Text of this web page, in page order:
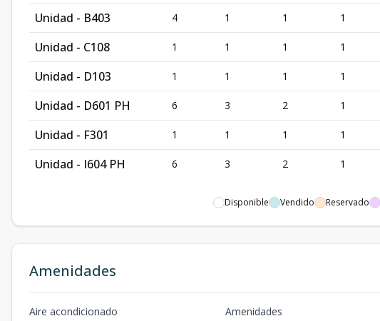
Unidad - B403 4 1 1 1
Unidad - C108 1 1 1 1
Unidad - D103 1 1 1 1
Unidad - D601 PH 6 3 2 1
Unidad - F301 1 1 1 1
Unidad - I604 PH 6 3 2 1
Disponible Vendido Reservado
Amenidades
Aire acondicionado Amenidades